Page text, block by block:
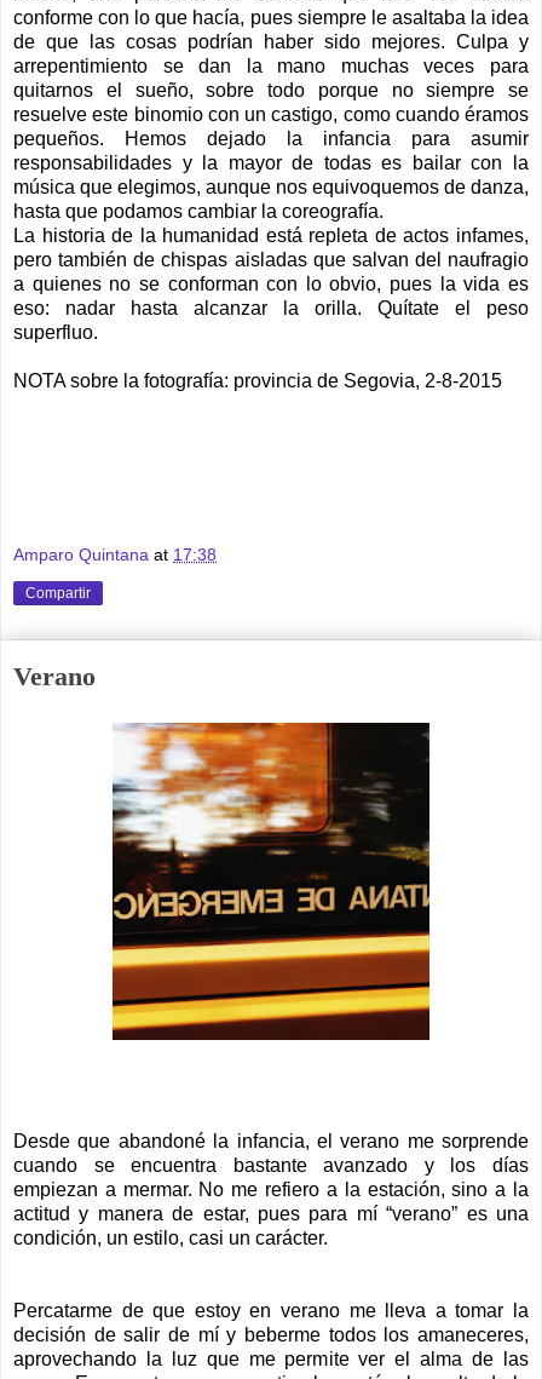
conforme con lo que hacía, pues siempre le asaltaba la idea
de que las cosas podrían haber sido mejores. Culpa y
arrepentimiento se dan la mano muchas veces para
quitarnos el sueño, sobre todo porque no siempre se
resuelve este binomio con un castigo, como cuando éramos
pequeños. Hemos dejado la infancia para asumir
responsabilidades y la mayor de todas es bailar con la
música que elegimos, aunque nos equivoquemos de danza,
hasta que podamos cambiar la coreografía.
La historia de la humanidad está repleta de actos infames,
pero también de chispas aisladas que salvan del naufragio
a quienes no se conforman con lo obvio, pues la vida es
eso: nadar hasta alcanzar la orilla. Quítate el peso
superfluo.
NOTA sobre la fotografía: provincia de Segovia, 2-8-2015
Amparo Quintana at 17:38
Compartir
Verano
Desde que abandoné la infancia, el verano me sorprende
cuando se encuentra bastante avanzado y los días
empiezan a mermar. No me refiero a la estación, sino a la
actitud y manera de estar, pues para mí “verano” es una
condición, un estilo, casi un carácter.
Percatarme de que estoy en verano me lleva a tomar la
decisión de salir de mí y beberme todos los amaneceres,
aprovechando la luz que me permite ver el alma de las